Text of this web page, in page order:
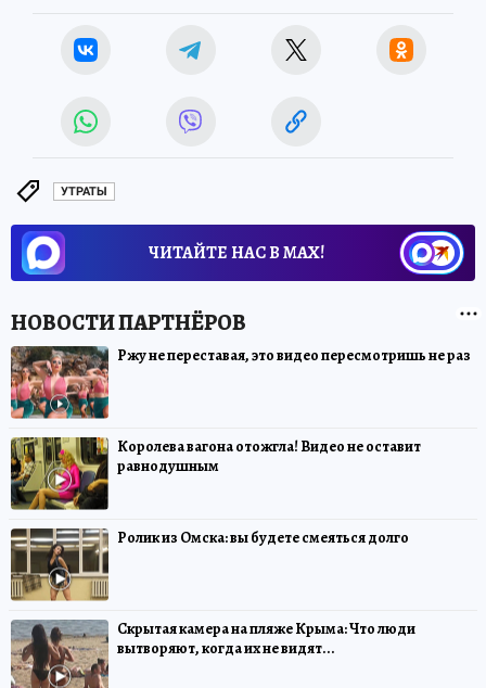
УТРАТЫ
ЧИТАЙТЕ НАС В МАХ!
Ржу не переставая, это видео пересмотришь не раз
Королева вагона отожгла! Видео не оставит
равнодушным
Ролик из Омска: вы будете смеяться долго
Скрытая камера на пляже Крыма: Что люди
вытворяют, когда их не видят...